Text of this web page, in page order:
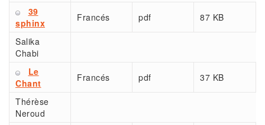
39
sphinx
Francés pdf 87 KB
Salika
Chabi
Le
Chant
Francés pdf 37 KB
Thérèse
Neroud